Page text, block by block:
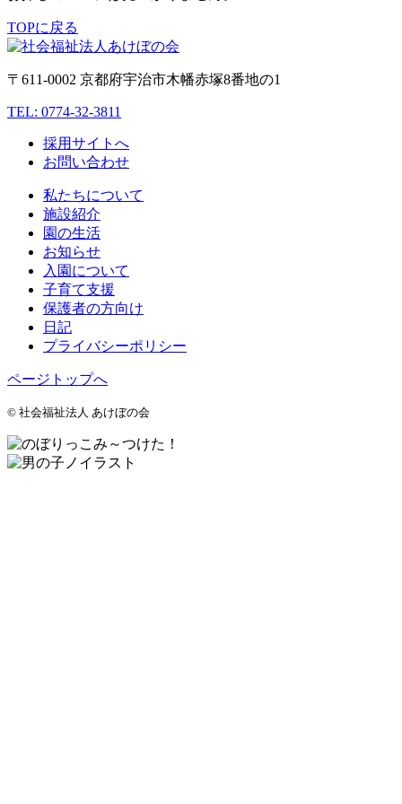
TOPに戻る
〒611-0002 京都府宇治市木幡赤塚8番地の1
TEL: 0774-32-3811
採用サイトへ
お問い合わせ
私たちについて
施設紹介
園の生活
お知らせ
入園について
子育て支援
保護者の方向け
日記
プライバシーポリシー
ページトップへ
© 社会福祉法人 あけぼの会